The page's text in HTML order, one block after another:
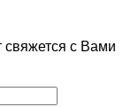
с Вами